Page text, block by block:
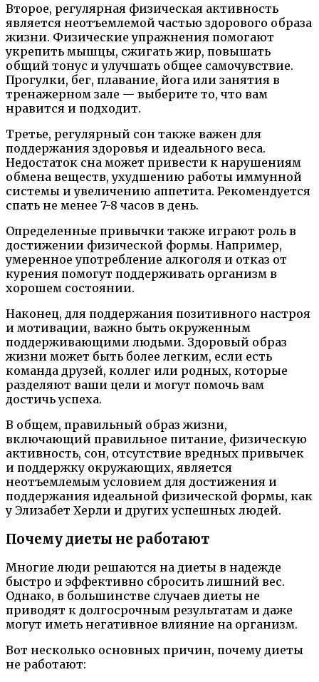
Второе, регулярная физическая активность
является неотъемлемой частью здорового образа
жизни. Физические упражнения помогают
укрепить мышцы, сжигать жир, повышать
общий тонус и улучшать общее самочувствие.
Прогулки, бег, плавание, йога или занятия в
тренажерном зале — выберите то, что вам
нравится и подходит.
Третье, регулярный сон также важен для
поддержания здоровья и идеального веса.
Недостаток сна может привести к нарушениям
обмена веществ, ухудшению работы иммунной
системы и увеличению аппетита. Рекомендуется
спать не менее 7-8 часов в день.
Определенные привычки также играют роль в
достижении физической формы. Например,
умеренное употребление алкоголя и отказ от
курения помогут поддерживать организм в
хорошем состоянии.
Наконец, для поддержания позитивного настроя
и мотивации, важно быть окруженным
поддерживающими людьми. Здоровый образ
жизни может быть более легким, если есть
команда друзей, коллег или родных, которые
разделяют ваши цели и могут помочь вам
достичь успеха.
В общем, правильный образ жизни,
включающий правильное питание, физическую
активность, сон, отсутствие вредных привычек
и поддержку окружающих, является
неотъемлемым условием для достижения и
поддержания идеальной физической формы, как
у Элизабет Херли и других успешных людей.
Почему диеты не работают
Многие люди решаются на диеты в надежде
быстро и эффективно сбросить лишний вес.
Однако, в большинстве случаев диеты не
приводят к долгосрочным результатам и даже
могут иметь негативное влияние на организм.
Вот несколько основных причин, почему диеты
не работают: